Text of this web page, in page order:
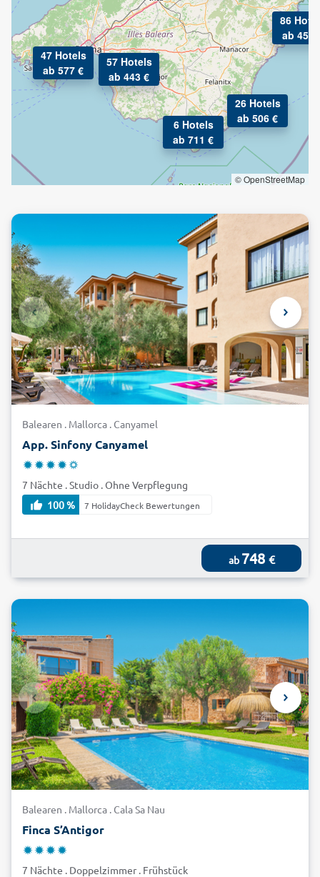
6 Hotels
ab 711 €
57 Hotels
ab 443 €
47 Hotels
ab 577 €
26 Hotels
ab 506 €
86
ab 450
© OpenStreetMap
Balearen . Mallorca . Canyamel
App. Sinfony Canyamel
7 Nächte . Studio . Ohne Verpflegung
100 %
7 HolidayCheck Bewertungen
ab 748 €
Balearen . Mallorca . Cala Sa Nau
Finca S’Antigor
7 Nächte . Doppelzimmer . Frühstück